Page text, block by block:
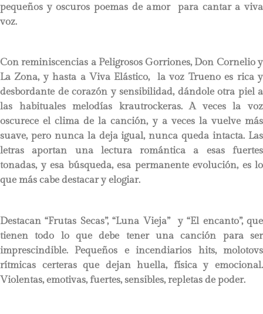
pequeños y oscuros poemas de amor para cantar a viva
voz.
Con reminiscencias a Peligrosos Gorriones, Don Cornelio y
La Zona, y hasta a Viva Elástico, la voz Trueno es rica y
desbordante de corazón y sensibilidad, dándole otra piel a
las habituales melodías krautrockeras. A veces la voz
oscurece el clima de la canción, y a veces la vuelve más
suave, pero nunca la deja igual, nunca queda intacta. Las
letras aportan una lectura romántica a esas fuertes
tonadas, y esa búsqueda, esa permanente evolución, es lo
que más cabe destacar y elogiar.
Destacan “Frutas Secas”, “Luna Vieja” y “El encanto”, que
tienen todo lo que debe tener una canción para ser
imprescindible. Pequeños e incendiarios hits, molotovs
rítmicas certeras que dejan huella, física y emocional.
Violentas, emotivas, fuertes, sensibles, repletas de poder.